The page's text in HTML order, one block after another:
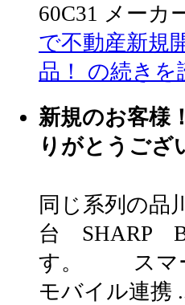
60C31 メーカ
で不動産新規
品！ の続きを
新規のお客様
りがとうござ
同じ系列の品
台 SHARP
す。 スマー
モバイル連携